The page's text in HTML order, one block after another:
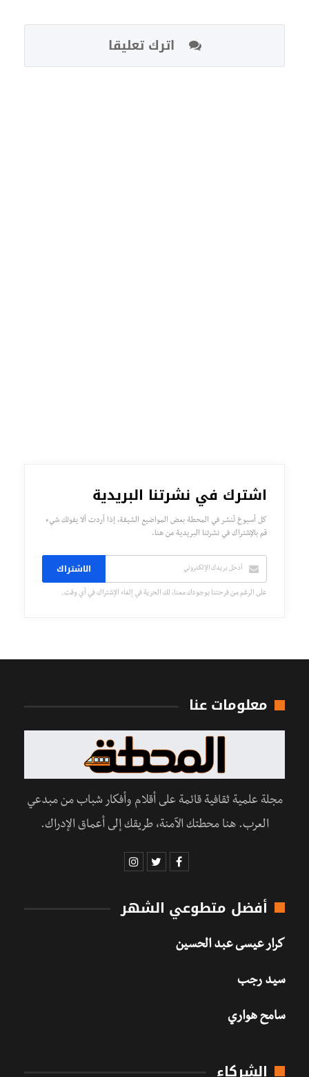
اترك تعليقا
اشترك في نشرتنا البريدية
كل أسبوع تُنشر في المحطة بعض المواضيع الشيقة، إذا أردت ألا يفوتك شيء
قم بالإشتراك في نشرتنا البريدية من هنا.
الاشتراك
على الرغم من فرحتنا بوجودك معنا، لك الحرية في إلغاء الإشتراك في أي وقت.
معلومات عنا
مجلة علمية ثقافية قائمة على أقلام وأفكار شباب من مبدعي
العرب. هنا محطتك الآمنة، طريقك إلى أعماق الإدراك.
أفضل متطوعي الشهر
كرار عيسى عبد الحسين
سيد رجب
سامح هواري
الشركاء